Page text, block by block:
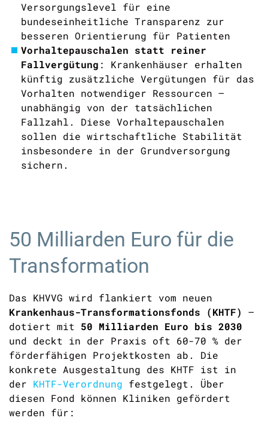
Versorgungslevel für eine
bundeseinheitliche Transparenz zur
besseren Orientierung für Patienten
Vorhaltepauschalen statt reiner
Fallvergütung : Krankenhäuser erhalten
künftig zusätzliche Vergütungen für das
Vorhalten notwendiger Ressourcen –
unabhängig von der tatsächlichen
Fallzahl. Diese Vorhaltepauschalen
sollen die wirtschaftliche Stabilität
insbesondere in der Grundversorgung
sichern.
50 Milliarden Euro für die
Transformation
Das KHVVG wird flankiert vom neuen
Krankenhaus-Transformationsfonds (KHTF)
–
dotiert mit 50 Milliarden Euro bis 2030
und deckt in der Praxis oft 60-70 % der
förderfähigen Projektkosten ab. Die
konkrete Ausgestaltung des KHTF ist in
der KHTF-Verordnung festgelegt. Über
diesen Fond können Kliniken gefördert
werden für: